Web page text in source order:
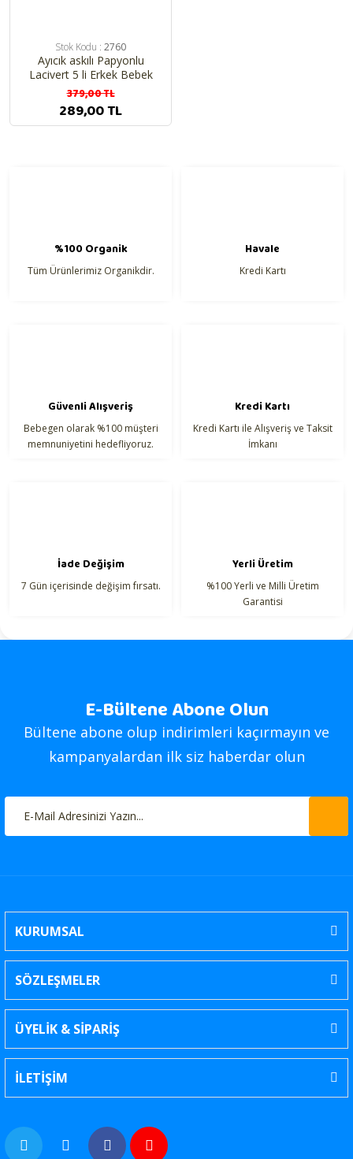
Stok Kodu : 2760
Ayıcık askılı Papyonlu
Lacivert 5 li Erkek Bebek
Hastane Çıkış Seti
379,00 TL
289,00 TL
%100 Organik
Tüm Ürünlerimiz Organikdir.
Havale
Kredi Kartı
Güvenli Alışveriş
Bebegen olarak %100 müşteri
memnuniyetini hedefliyoruz.
Kredi Kartı
Kredi Kartı ile Alışveriş ve Taksit
İmkanı
İade Değişim
7 Gün içerisinde değişim fırsatı.
Yerli Üretim
%100 Yerli ve Milli Üretim
Garantisi
E-Bültene Abone Olun
Bültene abone olup indirimleri kaçırmayın ve
kampanyalardan ilk siz haberdar olun
KURUMSAL
SÖZLEŞMELER
ÜYELİK & SİPARİŞ
İLETİŞİM